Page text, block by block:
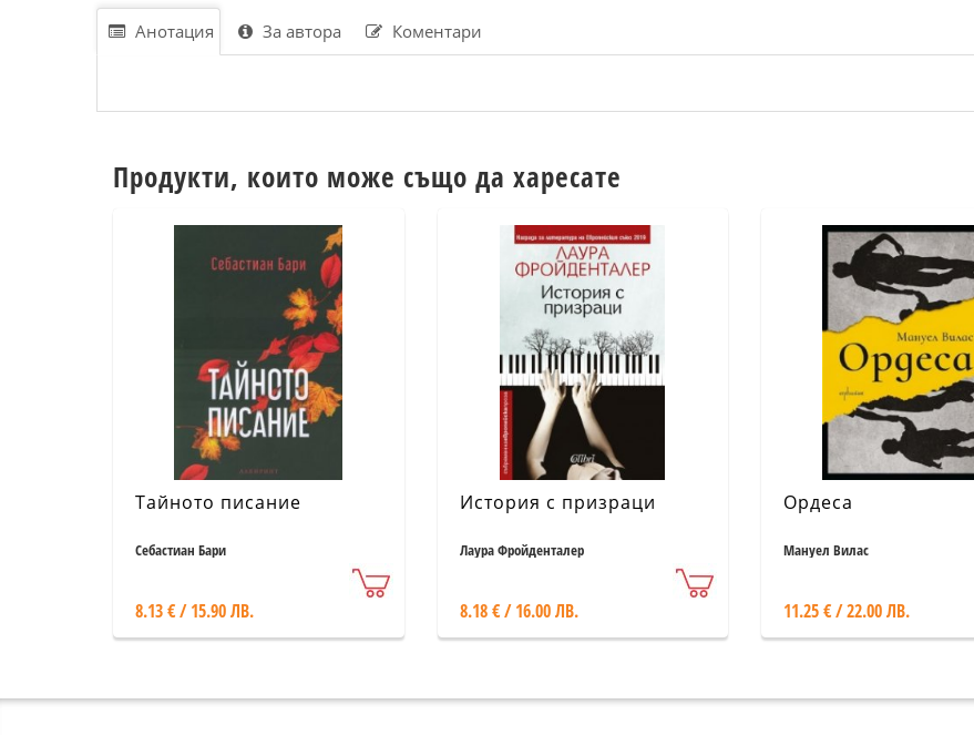
Анотация За автора Коментари
Продукти, които може също да харесате
Тайното писание
Себастиан Бари
8.13 € / 15.90 ЛВ.
История с призраци
Лаура Фройденталер
8.18 € / 16.00 ЛВ.
Ордеса
Мануел Вилас
11.25 € / 22.00 ЛВ.